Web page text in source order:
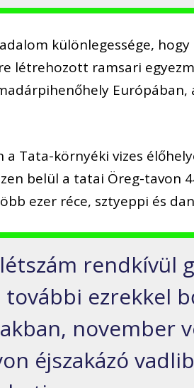
különlegessége,
létrehozott ramsari
a Tata-környéki vizes
belül a tatai Öreg-tavon
ezer réce, sztyeppi és
rendkívül
ezrekkel
november
éjszakázó